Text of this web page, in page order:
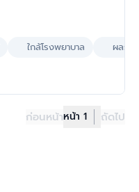
ใกล้โรงพยาบาล ผลรว
ก่อนหน้าหน้า 1 ถัดไป